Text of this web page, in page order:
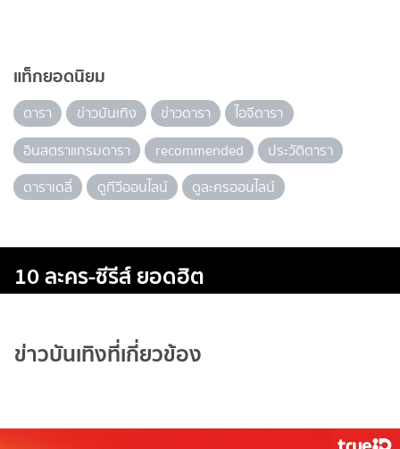
แท็กยอดนิยม
ดารา ข่าวบันเทิง ข่าวดารา
ไอจีดารา
อินสตราแกรมดารา
recommended
ประวัติดารา
ดาราเดลี่
ดูทีวีออนไลน์ ดูละครออนไลน์
10 ละคร-ซีรีส์ ยอดฮิต
ข่าวบันเทิงที่เกี่ยวข้อง